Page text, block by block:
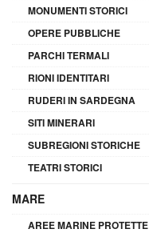
MONUMENTI STORICI
OPERE PUBBLICHE
PARCHI TERMALI
RIONI IDENTITARI
RUDERI IN SARDEGNA
SITI MINERARI
SUBREGIONI STORICHE
TEATRI STORICI
MARE
AREE MARINE PROTETTE